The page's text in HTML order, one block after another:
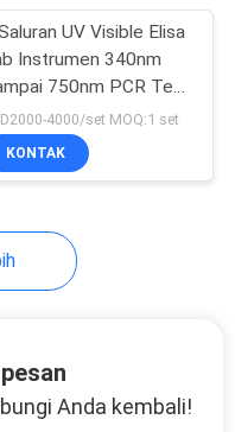
UV Visible Elisa
Instrumen 340nm
750nm PCR Test
4000/set MOQ:1 set
KONTAK
Anda kembali!